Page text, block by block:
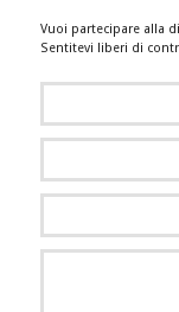
Vuoi partecipare alla
Sentitevi liberi di